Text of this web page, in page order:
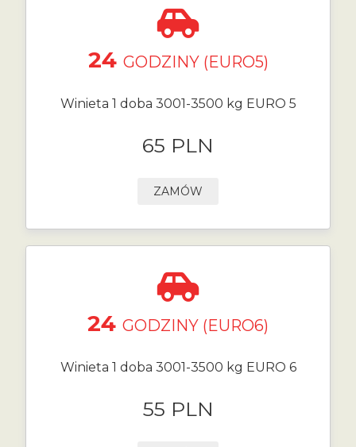
24 GODZINY (EURO5)
Winieta 1 doba 3001-3500 kg EURO 5
65 PLN
ZAMÓW
24 GODZINY (EURO6)
Winieta 1 doba 3001-3500 kg EURO 6
55 PLN